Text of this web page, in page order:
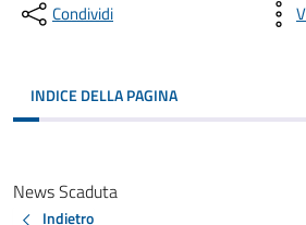
Condividi
INDICE DELLA PAGINA
News Scaduta
Indietro